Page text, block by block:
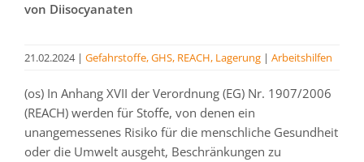
von Diisocyanaten
21.02.2024| Gefahrstoffe, GHS, REACH, Lagerung | Arbeitshilfen
(os) In Anhang XVII der Verordnung (EG) Nr. 1907/2006
(REACH) werden für Stoffe, von denen ein
unangemessenes Risiko für die menschliche Gesundheit
oder die Umwelt ausgeht, Beschränkungen zu